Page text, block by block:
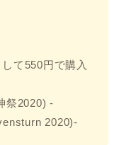
て550円で購入
祭2020) -
2020)-